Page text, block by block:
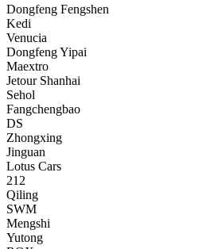
Dongfeng Fengshen
Kedi
Venucia
Dongfeng Yipai
Maextro
Jetour Shanhai
Sehol
Fangchengbao
DS
Zhongxing
Jinguan
Lotus Cars
212
Qiling
SWM
Mengshi
Yutong